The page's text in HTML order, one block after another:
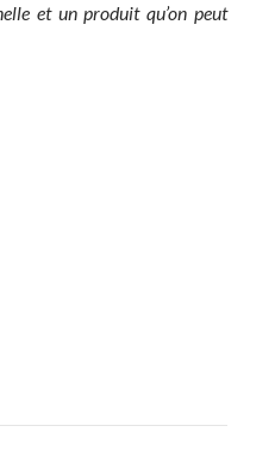
et un produit qu’on peut